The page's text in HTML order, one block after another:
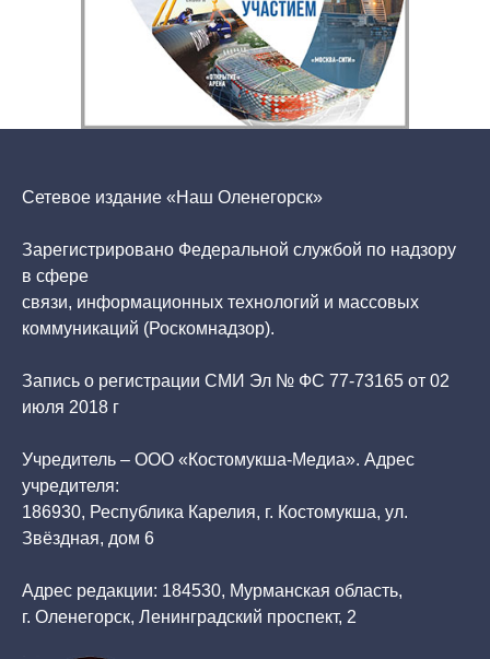
Сетевое издание «Наш Оленегорск»
Зарегистрировано Федеральной службой по надзору
в сфере
связи, информационных технологий и массовых
коммуникаций (Роскомнадзор).
Запись о регистрации СМИ Эл № ФС 77-73165 от 02
июля 2018 г
Учредитель – ООО «Костомукша-Медиа». Адрес
учредителя:
186930, Республика Карелия, г. Костомукша, ул.
Звёздная, дом 6
Адрес редакции: 184530, Мурманская область,
г. Оленегорск, Ленинградский проспект, 2